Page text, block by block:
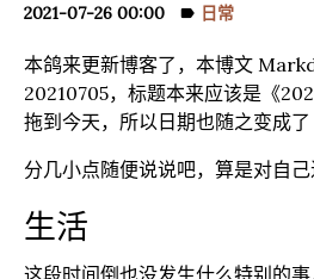
2021-07-26 00:00 label 日常
本鸽来更新博客了，本博文
20210705，标题本来应该是《
拖到今天，所以日期也随之变成了
分几小点随便说说吧，算是对自己
生活
这段时间倒也没发生什么特别的